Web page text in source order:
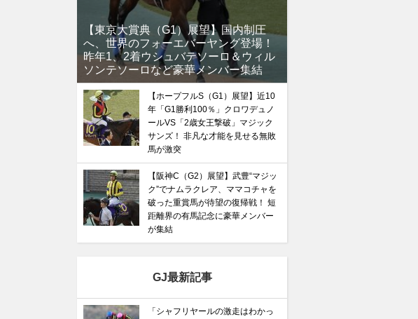
【東京大賞典（G1）展望】国内制圧
へ、世界のフォーエバーヤング登場！
昨年1、2着ウシュバテソーロ＆ウィル
ソンテソーロなど豪華メンバー集結
【ホープフルS（G1）展望】近10
年「G1勝利100％」クロワデュノ
ールVS「2歳女王撃破」マジック
サンズ！ 非凡な才能を見せる無敗
馬が激突
【阪神C（G2）展望】武豊“マジッ
ク”でナムラクレア、ママコチャを
破った重賞馬が待望の復帰戦！ 短
距離界の有馬記念に豪華メンバー
が集結
GJ最新記事
「シャフリヤールの激走はわかっ